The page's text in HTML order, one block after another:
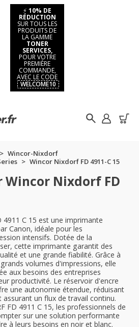
⚡ 10% DE
RÉDUCTION
SUR TOUS LES
PRODUITS DE
LA GAMME
TONER
SERVICES,
POUR VOTRE
PREMIÈRE
COMMANDE,
AVEC LE CODE
WELCOME10
Wincor-Nixdorf
Wincor Nixdorf FD 4911-C 15
Wincor Nixdorf FD
4911 C 15 est une imprimante
Canon, idéale pour les
intensifs. Dotée de la
cette imprimante garantit des
et une grande fiabilité. Grâce à
volumes d'impressions, elle
aux besoins des entreprises
productivité. Le réservoir d'encre
une autonomie étendue, réduisant
un flux de travail continu.
FD 4911 C 15, les professionnels de
sur une solution performante
à leurs besoins en noir et blanc.